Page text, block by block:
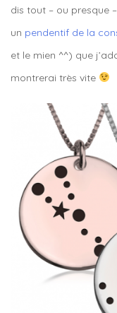
dis tout – ou presque
un pendentif de la
et le mien ^^) que
montrerai très vite